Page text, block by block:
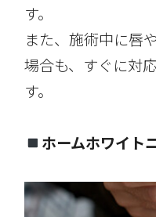
す。
また、施術中に唇
場合も、すぐに対
す。
ホームホワイト